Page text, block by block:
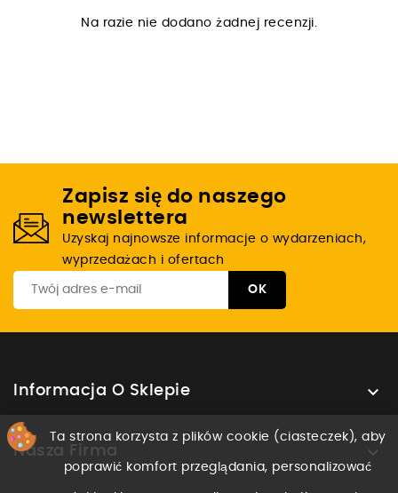
Na razie nie dodano żadnej recenzji.
Zapisz się do naszego
newslettera
Uzyskaj najnowsze informacje o wydarzeniach,
wyprzedażach i ofertach
Informacja O Sklepie 
Nasza Firma 
Ta strona korzysta z plików cookie (ciasteczek), aby
poprawić komfort przeglądania, personalizować